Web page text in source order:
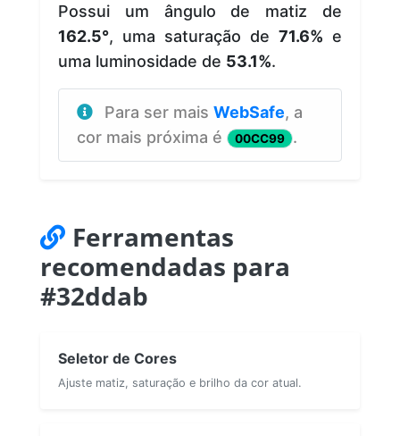
Possui um ângulo de matiz de
162.5°, uma saturação de 71.6% e
uma luminosidade de 53.1%.
Para ser mais WebSafe, a
cor mais próxima é
00CC99 .
Ferramentas
recomendadas para
#32ddab
Seletor de Cores
Ajuste matiz, saturação e brilho da cor atual.